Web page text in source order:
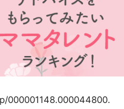
000001148.000044800.